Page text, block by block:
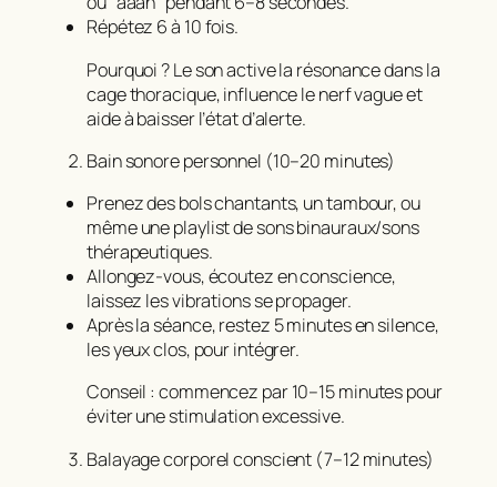
Répétez 6 à 10 fois.
Pourquoi ? Le son active la résonance dans la
cage thoracique, influence le nerf vague et
aide à baisser l’état d’alerte.
Bain sonore personnel (10–20 minutes)
Prenez des bols chantants, un tambour, ou
même une playlist de sons binauraux/sons
thérapeutiques.
Allongez-vous, écoutez en conscience,
laissez les vibrations se propager.
Après la séance, restez 5 minutes en silence,
les yeux clos, pour intégrer.
Conseil : commencez par 10–15 minutes pour
éviter une stimulation excessive.
Balayage corporel conscient (7–12 minutes)